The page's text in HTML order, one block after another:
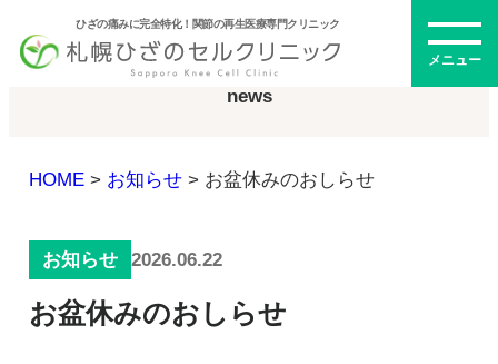
ひざの痛みに完全特化！関節の再生医療専門クリニック
メニュー
メニュー・料金
お知らせ
news
HOME> お知らせ> お盆休みのおしらせ
お知らせ 2026.06.22
お盆休みのおしらせ